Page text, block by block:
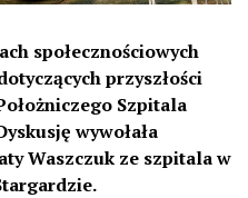
społecznościowych
przyszłości
Szpitala
wywołała
Waszczuk ze szpitala w